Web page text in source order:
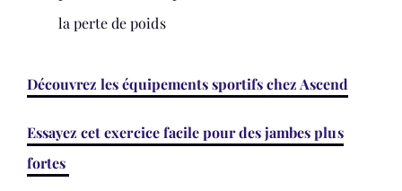
la perte de poids
Découvrez les équipements sportifs chez Ascend
Essayez cet exercice facile pour des jambes plus
fortes